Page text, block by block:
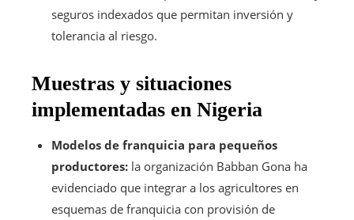
seguros indexados que permitan inversión y
tolerancia al riesgo.
Muestras y situaciones
implementadas en Nigeria
Modelos de franquicia para pequeños
productores: la organización Babban Gona ha
evidenciado que integrar a los agricultores en
esquemas de franquicia con provisión de